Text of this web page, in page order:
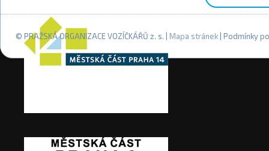
© PRAŽSKÁ ORGANIZACE VOZÍČKÁŘŮ z. s. | Mapa stránek | Podmínky